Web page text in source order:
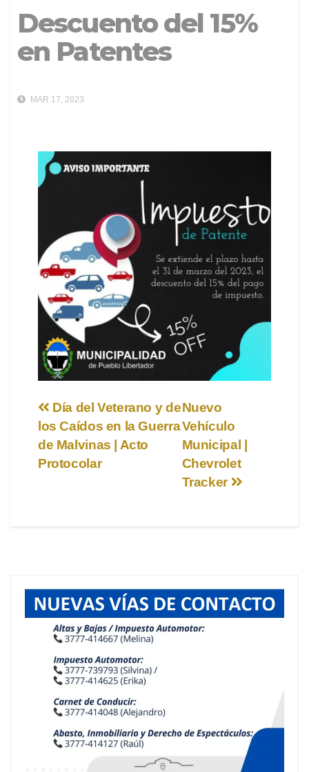
Descuento del 15%
en Patentes
MAR 17, 2023
Navegación
de
entradas
Nuevo
Vehículo
Municipal |
Chevrolet
Tracker
Día del Veterano y de
los Caídos en la Guerra
de Malvinas | Acto
Protocolar